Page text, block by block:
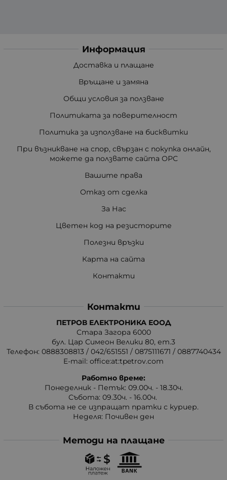
Информация
Доставка и плащане
Връщане и замяна
Общи условия за ползване
Политиката за поверителност
Политика за използване на бисквитки
При възникване на спор, свързан с покупка онлайн,
можете да ползвате сайта ОРС
Вашите права
Отказ от сделка
За Нас
Цветен код на резисторите
Полезни връзки
Карта на сайта
Контакти
Контакти
ПЕТРОВ ЕЛЕКТРОНИКА ЕООД
Стара Загора 6000
бул. Цар Симеон Велики 80, ет.3
Телефон: 0888308813 / 042/651551 / 0875111671 / 0887740434
E-mail: office:at:tpetrov.com
Работно време:
Понеделник - Петък: 09.00ч. - 18.30ч.
Събота: 09.30ч. - 16.00ч.
В събота не се изпращат пратки с куриер.
Неделя: Почивен ден
Методи на плащане